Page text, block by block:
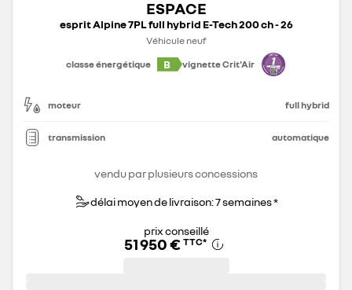
ESPACE
esprit Alpine 7PL full hybrid E-Tech 200 ch - 26
Véhicule neuf
classe énergétique
B vignette Crit'Air
moteur full hybrid
transmission automatique
vendu par plusieurs concessions
délai moyen de livraison: 7 semaines *
prix conseillé
51 950 € TTC*